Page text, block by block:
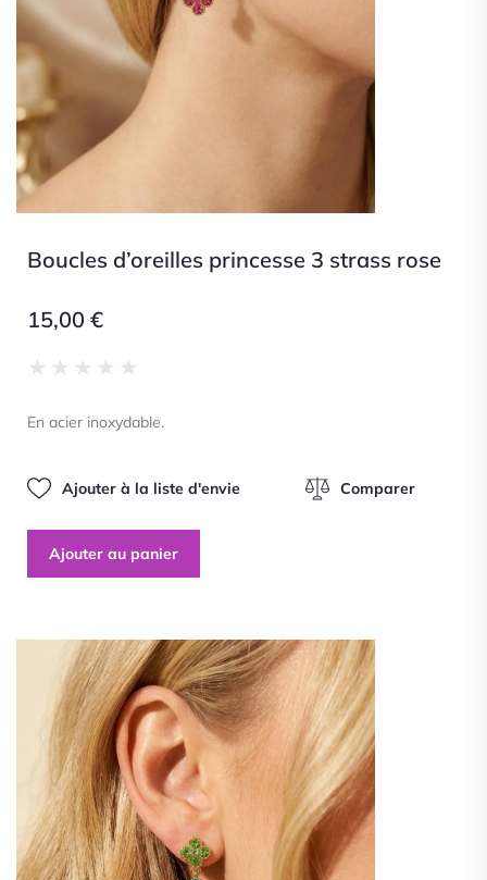
Boucles d’oreilles princesse 3 strass rose
15,00 €
★ ★ ★ ★ ★
sur
5
En acier inoxydable.
Ajouter à la liste d'envie Comparer
Ajouter au panier